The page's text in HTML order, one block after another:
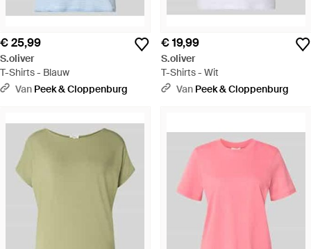
€ 25,99
S.oliver
T-Shirts - Blauw
Van Peek & Cloppenburg
€ 19,99
S.oliver
T-Shirts - Wit
Van Peek & Cloppenburg